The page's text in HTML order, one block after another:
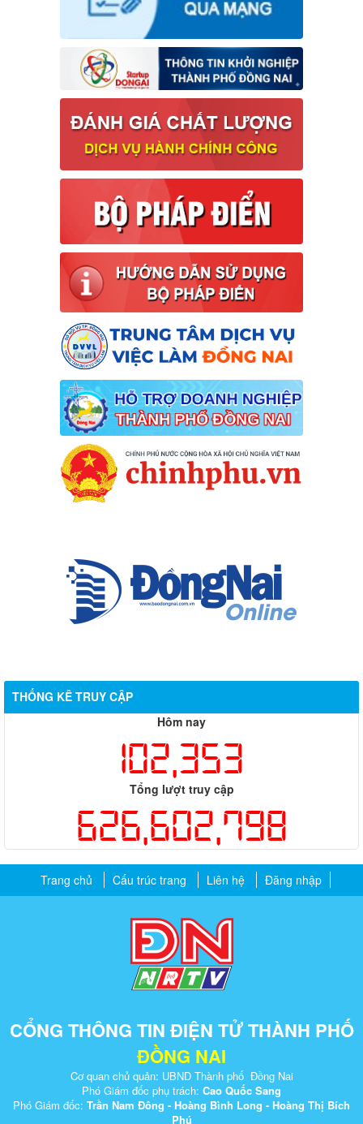
THỐNG KÊ TRUY CẬP
Hôm nay
102,353
Tổng lượt truy cập
626,602,798
Trang chủ Cấu trúc trang Liên hệ Đăng nhập
CỔNG THÔNG TIN ĐIỆN TỬ THÀNH PHỐ
ĐỒNG NAI
Cơ quan chủ quản: UBND Thành phố Đồng Nai
Phó Giám đốc phụ trách: Cao Quốc Sang
Phó Giám đốc: Trần Nam Đông - Hoàng Bình Long - Hoàng Thị Bích
Phú